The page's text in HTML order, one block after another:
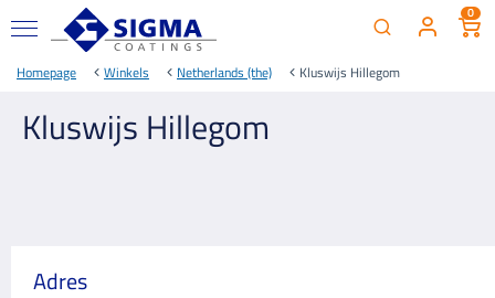
0
Homepage Winkels Netherlands (the) Kluswijs Hillegom
Kluswijs Hillegom
Adres